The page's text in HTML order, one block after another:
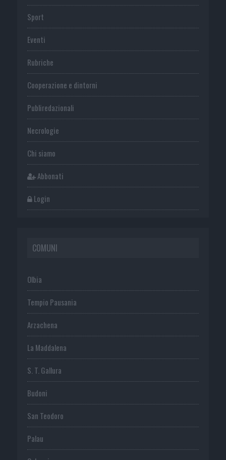
Sport
Eventi
Rubriche
Cooperazione e dintorni
Publiredazionali
Necrologie
Chi siamo
Abbonati
Login
COMUNI
Olbia
Tempio Pausania
Arzachena
La Maddalena
S. T. Gallura
Budoni
San Teodoro
Palau